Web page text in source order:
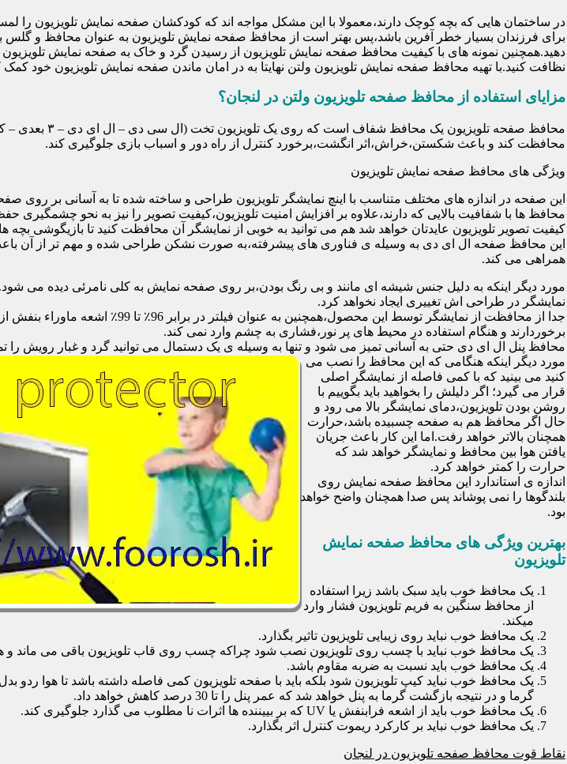
در ساختمان هایی که بچه کوچک دارند،معمولا با این مشکل مواجه اند که کودکشان صفحه نمایش تلویزیون را
برای فرزندان بسیار خطر آفرین باشد،پس بهتر است از محافظ صفحه نمایش تلویزیون به عنوان محافظ و گلس
دهید.همچنین نمونه های با کیفیت محافظ صفحه نمایش تلویزیون از رسیدن گرد و خاک به صفحه نمایش
نظافت کنید.با تهیه محافظ صفحه نمایش تلویزیون ولتن نهایتا به در امان ماندن صفحه نمایش تلویزیون خود
مزایای استفاده از محافظ صفحه تلویزیون ولتن در لنجان؟
محافظ صفحه
محافظت کند و باعث شکستن،خراش،اثر انگشت،برخورد کنترل از راه دور و اسباب بازی جلوگیری کند.
ویژگی های محافظ صفحه نمایش تلویزیون
این صفحه در اندازه های مختلف متناسب با اینچ نمایشگر تلویزیون طراحی و ساخته شده تا به آسانی بر روی
کیفیت تصویر تلویزیون عایدتان خواهد شد هم می توانید به خوبی از نمایشگر آن محافظت کنید تا بازیگوشی بچه ها
این محافظ صفحه ال ای دی به وسیله ی فناوری های پیشرفته،به صورت نشکن طراحی شده و مهم تر از آن باعث
همراهی می کند.
مورد دیگر اینکه به دلیل جنس شیشه ای مانند و بی رنگ بودن،بر روی صفحه نمایش به کلی نامرئی دیده می
نمایشگر در طراحی اش تغییری ایجاد نخواهد کرد.
برخوردارند و هنگام استفاده در محیط های پر نور،فشاری به چشم وارد نمی کند.
محافظ پنل ال ای دی حتی به آسانی تمیز می شود و تنها به وسیله ی یک دستمال می توانید گرد و غبار رویش را
مورد دیگر اینکه هنگامی که این محافظ را نصب می
کنید می بینید که با کمی فاصله از نمایشگر اصلی
قرار می گیرد؛ اگر دلیلش را بخواهید باید بگوییم با
روشن بودن تلویزیون،دمای نمایشگر بالا می رود و
حال اگر محافظ هم به صفحه چسبیده باشد،حرارت
همچنان بالاتر خواهد رفت.اما این کار باعث جریان
یافتن هوا بین محافظ و نمایشگر خواهد شد که
حرارت را کمتر خواهد کرد.
اندازه ی استاندارد این محافظ صفحه نمایش روی
بلندگوها را نمی پوشاند پس صدا همچنان واضح خواهد
بود.
بهترین ویژگی های محافظ صفحه نمایش
تلویزیون
یک محافظ خوب باید سبک باشد زیرا استفاده
از محافظ سنگین به فریم تلویزیون فشار وارد
میکند.
یک محافظ خوب نباید روی زیبایی تلویزیون تاثیر بگذارد.
یک محافظ خوب نباید با چسب روی تلویزیون نصب شود چراکه چسب روی قاب تلویزیون باقی می ماند و
یک محافظ خوب باید نسبت به ضربه مقاوم باشد.
یک محافظ خوب نباید کیپ تلویزیون شود بلکه باید با صفحه تلویزیون کمی فاصله داشته باشد تا هوا
گرما و در نتیجه بازگشت گرما به پنل خواهد شد که عمر پنل را تا 30 درصد کاهش خواهد داد.
یک محافظ خوب باید از اشعه فرابنفش یا UV که بر بییننده ها اثرات نا مطلوب می گذارد جلوگیری کند.
یک محافظ خوب نباید بر کارکرد ریموت کنترل اثر بگذارد.
نقاط قوت محافظ صفحه تلویزیون در لنجان